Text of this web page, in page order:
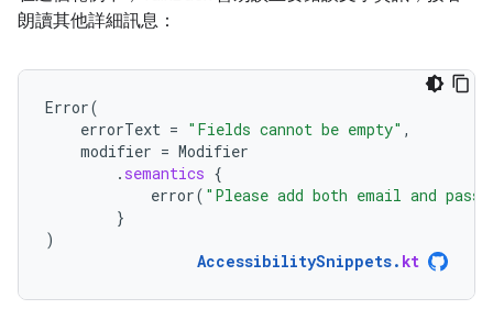
朗讀其他詳細訊息：
Error(
errorText = "Fields cannot be empty" ,
modifier = Modifier
. semantics {
error( "Please add both email and
}
)
AccessibilitySnippets. kt